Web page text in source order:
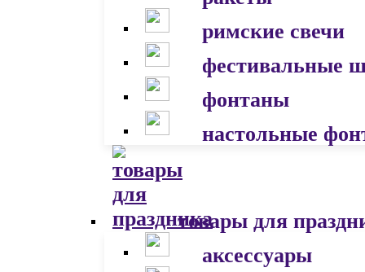
римские свечи
фестивальные
фонтаны
настольные
товары для
аксессуары